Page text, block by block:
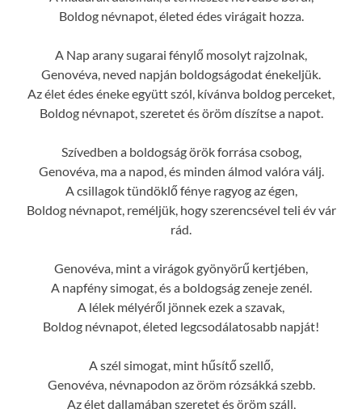
Boldog névnapot, életed édes virágait hozza.
A Nap arany sugarai fénylő mosolyt rajzolnak,
Genovéva, neved napján boldogságodat énekeljük.
Az élet édes éneke együtt szól, kívánva boldog perceket,
Boldog névnapot, szeretet és öröm díszítse a napot.
Szívedben a boldogság örök forrása csobog,
Genovéva, ma a napod, és minden álmod valóra válj.
A csillagok tündöklő fénye ragyog az égen,
Boldog névnapot, reméljük, hogy szerencsével teli év vár
rád.
Genovéva, mint a virágok gyönyörű kertjében,
A napfény simogat, és a boldogság zeneje zenél.
A lélek mélyéről jönnek ezek a szavak,
Boldog névnapot, életed legcsodálatosabb napját!
A szél simogat, mint hűsítő szellő,
Genovéva, névnapodon az öröm rózsákká szebb.
Az élet dallamában szeretet és öröm száll,